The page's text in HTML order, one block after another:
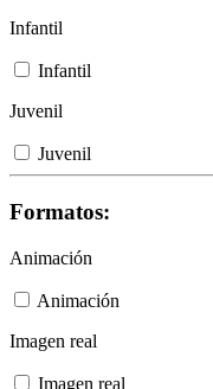
Infantil
Infantil
Juvenil
Juvenil
Formatos:
Animación
Animación
Imagen real
Imagen real